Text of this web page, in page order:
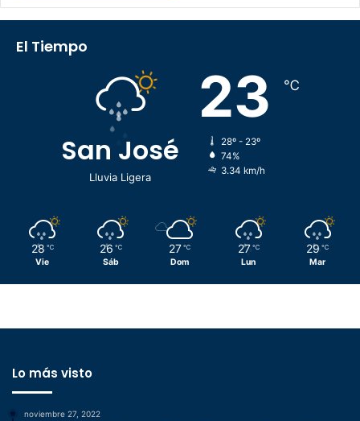
El Tiempo
San José
Lluvia Ligera
23 ℃
28º - 23º
74%
3.34 km/h
28 ℃
Vie
26 ℃
Sáb
27 ℃
Dom
27 ℃
Lun
29 ℃
Mar
Lo más visto
noviembre 27, 2022